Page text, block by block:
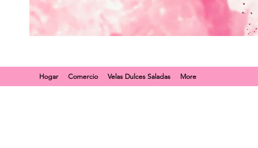
Hogar Comercio Velas Dulces Saladas More